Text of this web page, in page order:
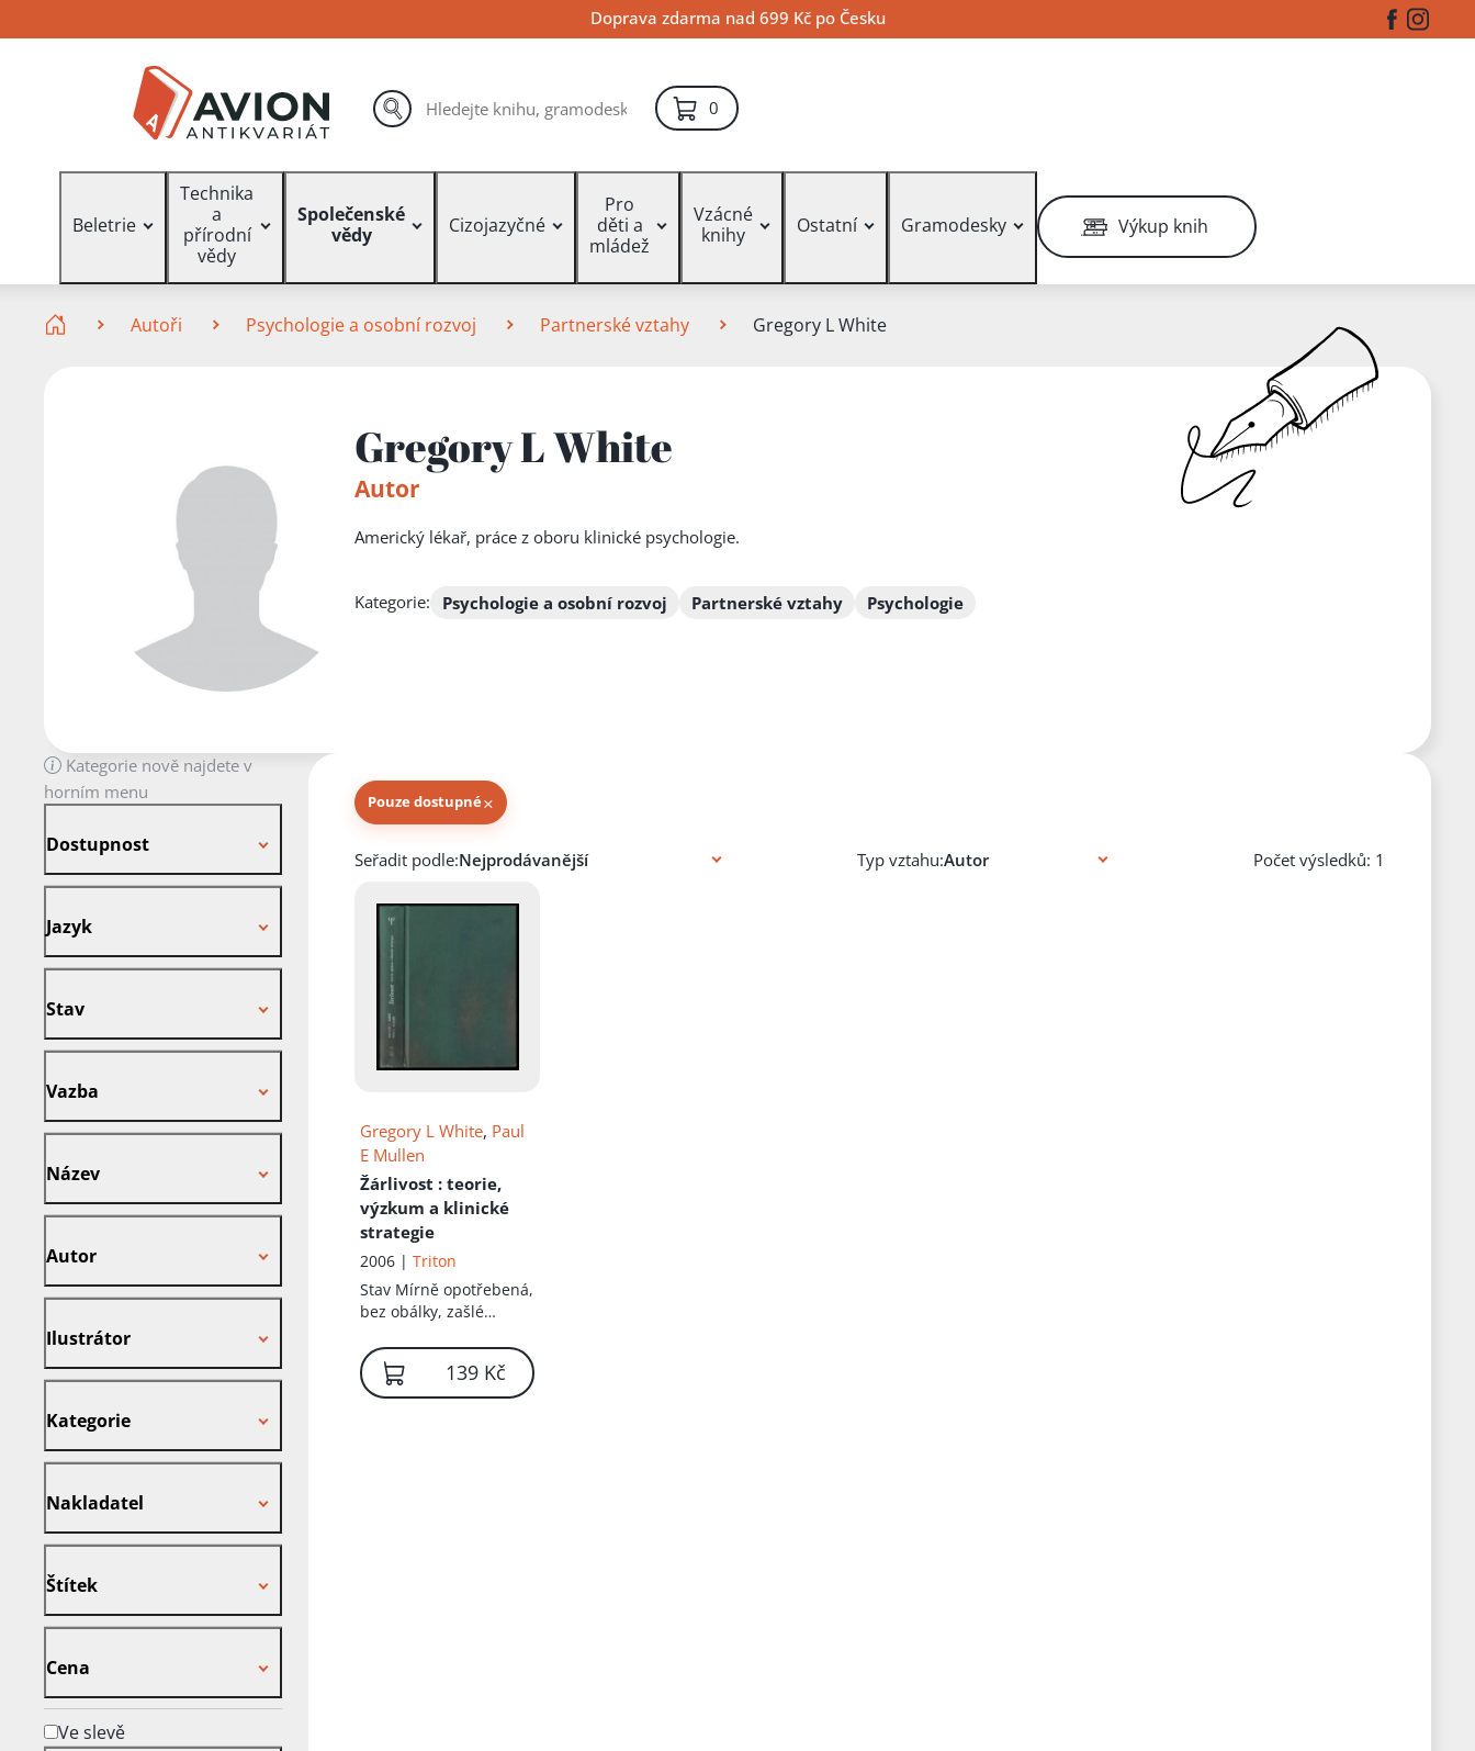
na
na
na
Doprava zdarma nad 699 Kč po Česku Facebook
Vyhledávání hledat
0položek – košík
Beletrie
Technika
a
přírodní
vědy
Společenské
vědy
Cizojazyčné
Pro
děti a
mládež
Vzácné
knihy
Ostatní Gramodesky Výkup knih
Autoři Psychologie a osobní rozvoj Partnerské vztahy Gregory L White
Gregory L White
Autor
Americký lékař, práce z oboru klinické psychologie.
Kategorie: Psychologie a osobní rozvoj Partnerské vztahy Psychologie
Kategorie nově najdete v
horním menu
Dostupnost
Jazyk
Stav
Vazba
Název
Autor
Ilustrátor
Kategorie
Nakladatel
Štítek
Cena
Ve slevě
Pouze dostupné×
Knihy autora
Seřadit podle: Typ vztahu: Počet výsledků: 1
Gregory L White, Paul
E Mullen
Žárlivost : teorie,
výzkum a klinické
strategie
2006 |Triton
Stav Mírně opotřebená,
bez obálky, zašlé
139 Kč